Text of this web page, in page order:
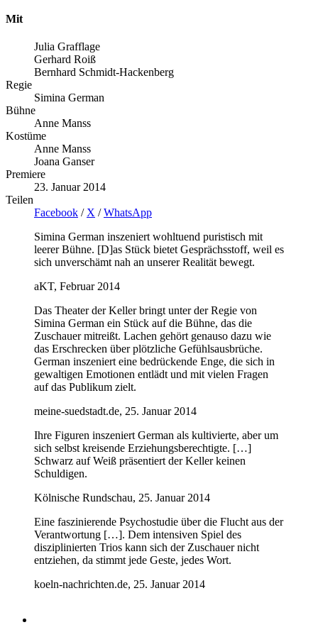
Mit
Julia Grafflage
Gerhard Roiß
Bernhard Schmidt-Hackenberg
Regie
Simina German
Bühne
Anne Manss
Kostüme
Anne Manss
Joana Ganser
Premiere
23. Januar 2014
Teilen
Facebook / X /WhatsApp
Simina German inszeniert wohltuend puristisch mit
leerer Bühne. [D]as Stück bietet Gesprächsstoff, weil es
sich unverschämt nah an unserer Realität bewegt.
aKT, Februar 2014
Das Theater der Keller bringt unter der Regie von
Simina German ein Stück auf die Bühne, das die
Zuschauer mitreißt. Lachen gehört genauso dazu wie
das Erschrecken über plötzliche Gefühlsausbrüche.
German inszeniert eine bedrückende Enge, die sich in
gewaltigen Emotionen entlädt und mit vielen Fragen
auf das Publikum zielt.
meine-suedstadt.de, 25. Januar 2014
Ihre Figuren inszeniert German als kultivierte, aber um
sich selbst kreisende Erziehungsberechtigte. […]
Schwarz auf Weiß präsentiert der Keller keinen
Schuldigen.
Kölnische Rundschau, 25. Januar 2014
Eine faszinierende Psychostudie über die Flucht aus der
Verantwortung […]. Dem intensiven Spiel des
disziplinierten Trios kann sich der Zuschauer nicht
entziehen, da stimmt jede Geste, jedes Wort.
koeln-nachrichten.de, 25. Januar 2014